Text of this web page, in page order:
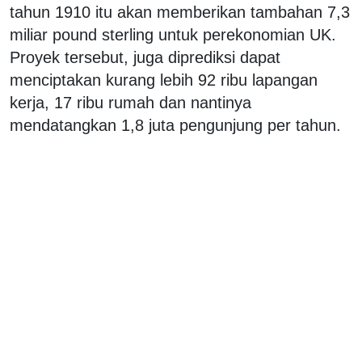
tahun 1910 itu akan memberikan tambahan 7,3
miliar pound sterling untuk perekonomian UK.
Proyek tersebut, juga diprediksi dapat
menciptakan kurang lebih 92 ribu lapangan
kerja, 17 ribu rumah dan nantinya
mendatangkan 1,8 juta pengunjung per tahun.